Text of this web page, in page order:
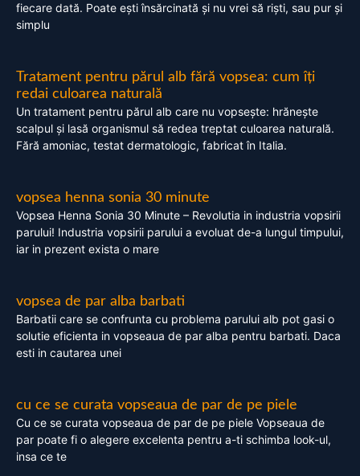
fiecare dată. Poate ești însărcinată și nu vrei să riști, sau pur și
simplu
Tratament pentru părul alb fără vopsea: cum îți
redai culoarea naturală
Un tratament pentru părul alb care nu vopsește: hrănește
scalpul și lasă organismul să redea treptat culoarea naturală.
Fără amoniac, testat dermatologic, fabricat în Italia.
vopsea henna sonia 30 minute
Vopsea Henna Sonia 30 Minute – Revolutia in industria vopsirii
parului! Industria vopsirii parului a evoluat de-a lungul timpului,
iar in prezent exista o mare
vopsea de par alba barbati
Barbatii care se confrunta cu problema parului alb pot gasi o
solutie eficienta in vopseaua de par alba pentru barbati. Daca
esti in cautarea unei
cu ce se curata vopseaua de par de pe piele
Cu ce se curata vopseaua de par de pe piele Vopseaua de
par poate fi o alegere excelenta pentru a-ti schimba look-ul,
insa ce te